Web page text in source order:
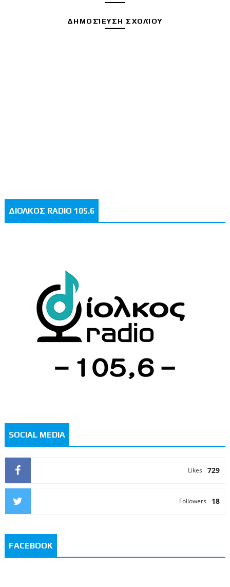
ΔΗΜΟΣΊΕΥΣΗ ΣΧΟΛΊΟΥ
ΔΙΟΛΚΟΣ RADIO 105.6
SOCIAL MEDIA
729
Likes
18
Followers
FACEBOOK